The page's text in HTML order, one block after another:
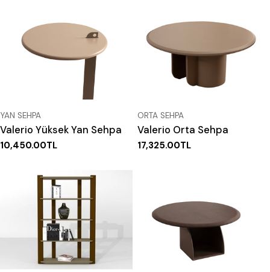
TIP:
YAN SEHPA
Valerio Yüksek Yan Sehpa
Normal
10,450.00TL
TIP:
ORTA SEHPA
Valerio Orta Sehpa
Normal
17,325.00TL